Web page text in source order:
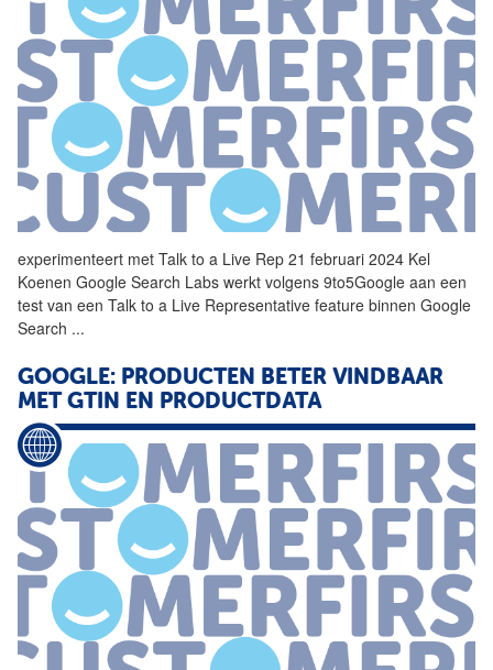
experimenteert met Talk to a Live Rep 21 februari 2024 Kel
Koenen Google Search Labs werkt volgens 9to5Google aan een
test van een Talk to a Live Representative feature binnen Google
Search ...
GOOGLE: PRODUCTEN BETER VINDBAAR
MET GTIN EN PRODUCTDATA